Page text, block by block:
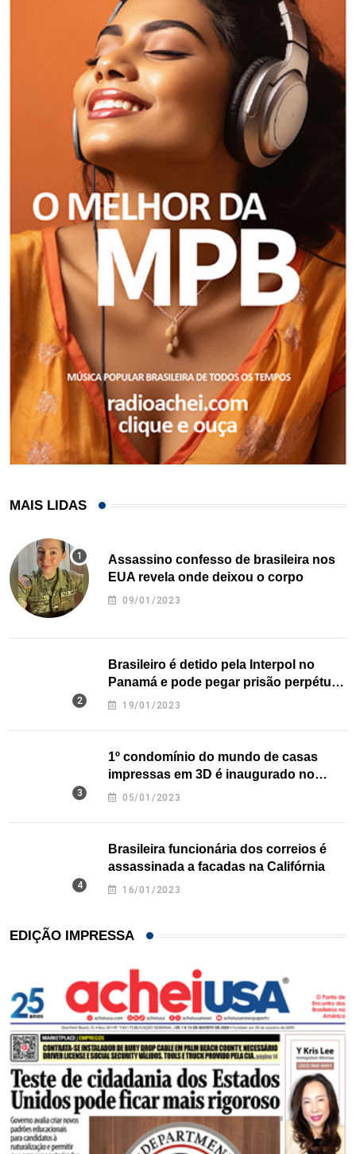
MAIS LIDAS
Assassino confesso de brasileira nos
EUA revela onde deixou o corpo
09/01/2023
Brasileiro é detido pela Interpol no
Panamá e pode pegar prisão perpétua
nos EUA
19/01/2023
1º condomínio do mundo de casas
impressas em 3D é inaugurado no
Texas
05/01/2023
Brasileira funcionária dos correios é
assassinada a facadas na Califórnia
16/01/2023
EDIÇÃO IMPRESSA